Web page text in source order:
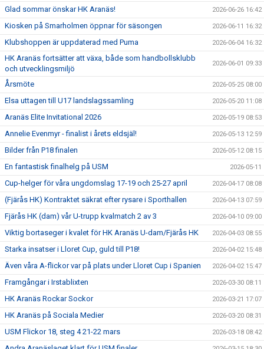
Glad sommar önskar HK Aranäs! 2026-06-26 16:42
Kiosken på Smarholmen öppnar för säsongen 2026-06-11 16:32
Klubshoppen är uppdaterad med Puma 2026-06-04 16:32
HK Aranäs fortsätter att växa, både som handbollsklubb
och utvecklingsmiljö
2026-06-01 09:33
Årsmöte 2026-05-25 08:00
Elsa uttagen till U17 landslagssamling 2026-05-20 11:08
Aranäs Elite Invitational 2026 2026-05-19 08:53
Annelie Evenmyr - finalist i årets eldsjäl! 2026-05-13 12:59
Bilder från P18 finalen 2026-05-12 08:15
En fantastisk finalhelg på USM 2026-05-11
Cup-helger för våra ungdomslag 17-19 och 25-27 april 2026-04-17 08:08
(Fjärås HK) Kontraktet säkrat efter rysare i Sporthallen 2026-04-13 07:59
Fjärås HK (dam) vår U-trupp kvalmatch 2 av 3 2026-04-10 09:00
Viktig bortaseger i kvalet för HK Aranäs U-dam/Fjärås HK 2026-04-03 08:55
Starka insatser i Lloret Cup, guld till P18! 2026-04-02 15:48
Även våra A-flickor var på plats under Lloret Cup i Spanien 2026-04-02 15:47
Framgångar i Irstablixten 2026-03-30 08:11
HK Aranäs Rockar Sockor 2026-03-21 17:07
HK Aranäs på Sociala Medier 2026-03-20 08:31
USM Flickor 18, steg 4 21-22 mars 2026-03-18 08:42